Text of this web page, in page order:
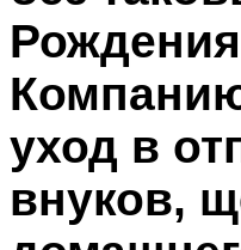
уход в
внуков,